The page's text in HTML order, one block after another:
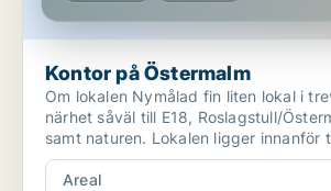
Kontor på Östermalm
Om lokalen Nymålad fin liten lokal i trevligt läge med
närhet såväl till E18, Roslagstull/
samt naturen. Lokalen ligger innanför
Areal